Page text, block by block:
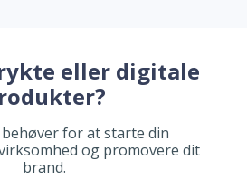
eller digitale
behøver for at starte din
og promovere dit
brand.